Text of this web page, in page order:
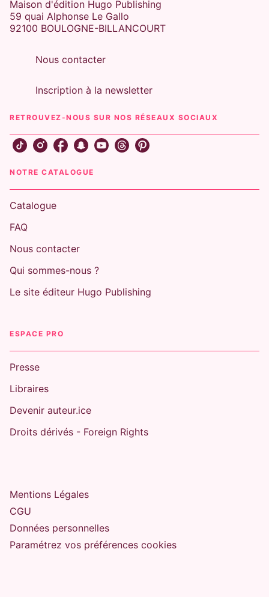
OPPOSITES ATTRACT
Maison d'édition Hugo Publishing
59 quai Alphonse Le Gallo
92100 BOULOGNE-BILLANCOURT
Nous contacter
Inscription à la newsletter
RETROUVEZ-NOUS SUR NOS RÉSEAUX SOCIAUX
NOTRE CATALOGUE
Catalogue
FAQ
Nous contacter
Qui sommes-nous ?
Le site éditeur Hugo Publishing
ESPACE PRO
Presse
Libraires
Devenir auteur.ice
Droits dérivés - Foreign Rights
Mentions Légales
CGU
Données personnelles
Paramétrez vos préférences cookies